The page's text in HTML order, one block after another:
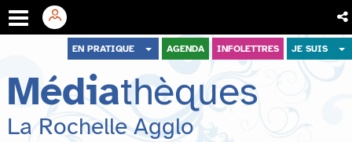
menu
contenu
recherche
EN PRATIQUE AGENDA INFOLETTRES JE SUIS
Médiathèques
La Rochelle Agglo